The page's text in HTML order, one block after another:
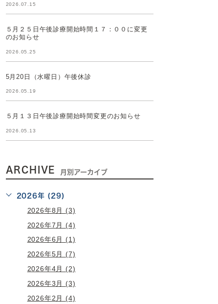
2026.07.15
５月２５日午後診療開始時間１７：００に変更
のお知らせ
2026.05.25
5月20日（水曜日）午後休診
2026.05.19
５月１３日午後診療開始時間変更のお知らせ
2026.05.13
ARCHIVE 月別アーカイブ
2026年 (29)
2026年8月 (3)
2026年7月 (4)
2026年6月 (1)
2026年5月 (7)
2026年4月 (2)
2026年3月 (3)
2026年2月 (4)